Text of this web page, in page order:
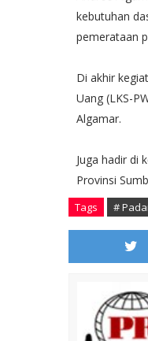
kebutuhan
pemerataan
Di akhir
Uang (LKS-
Algamar.
Juga hadir di
Provinsi
Tags #